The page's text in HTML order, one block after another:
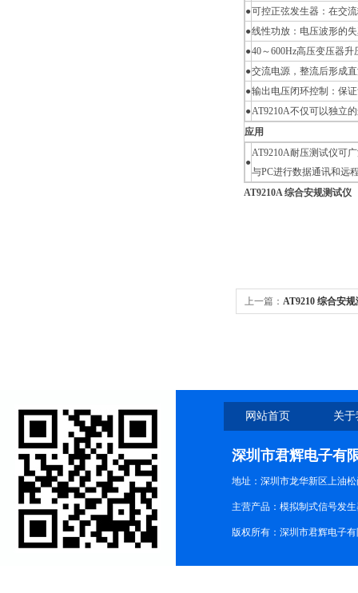
●可控正弦发生器：在交
●线性功放：电压波形的
●40～600Hz高压变压器
●交流电源，整流后形成
●输出电压闭环控制：保
●AT9210A不仅可以独立
应用
●
AT9210A耐压测试仪可
与PC进行数据通讯和远
AT9210A 综合安规测试仪
上一篇： AT9210 综合安
网站首页 关
深圳市君辉电子有
地址：深圳市龙华新区上油松
主营产品：模拟制式信号发
版权所有：深圳市君辉电子